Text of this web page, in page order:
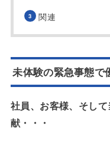
関連
未体験の緊急事態で
社員、お客様、そし
献・・・